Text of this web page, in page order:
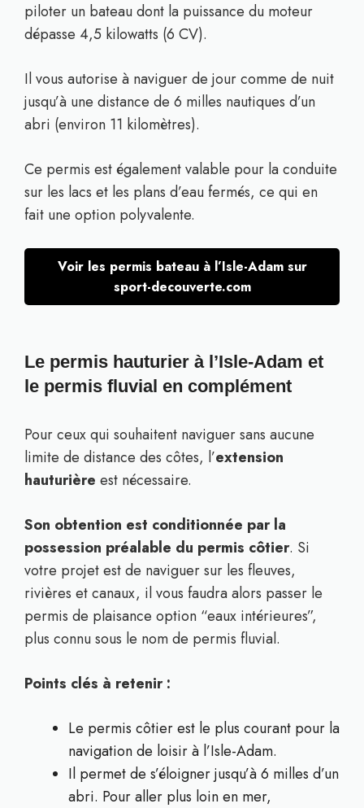
piloter un bateau dont la puissance du moteur
dépasse 4,5 kilowatts (6 CV).
Il vous autorise à naviguer de jour comme de nuit
jusqu’à une distance de 6 milles nautiques d’un
abri (environ 11 kilomètres).
Ce permis est également valable pour la conduite
sur les lacs et les plans d’eau fermés, ce qui en
fait une option polyvalente.
Voir les permis bateau à l’Isle-Adam sur
sport-decouverte.com
Le permis hauturier à l’Isle-Adam et
le permis fluvial en complément
Pour ceux qui souhaitent naviguer sans aucune
limite de distance des côtes, l’extension
hauturière est nécessaire.
Son obtention est conditionnée par la
possession préalable du permis côtier. Si
votre projet est de naviguer sur les fleuves,
rivières et canaux, il vous faudra alors passer le
permis de plaisance option “eaux intérieures”,
plus connu sous le nom de permis fluvial.
Points clés à retenir :
Le permis côtier est le plus courant pour la
navigation de loisir à l’Isle-Adam.
Il permet de s’éloigner jusqu’à 6 milles d’un
abri. Pour aller plus loin en mer,